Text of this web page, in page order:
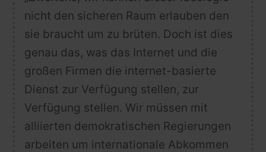
nicht den sicheren Raum erlauben den
sie braucht um zu brüten. Doch ist dies
genau das, was das Internet und die
großen Firmen die internet-basierte
Dienst zur Verfügung stellen, zur
Verfügung stellen. Wir müssen mit
alliierten demokratischen Regierungen
arbeiten um internationale Abkommen